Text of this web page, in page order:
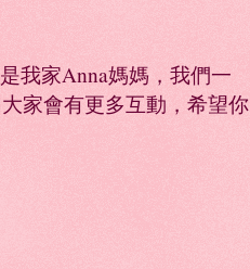
我家Anna媽媽，我們一
家會有更多互動，希望你